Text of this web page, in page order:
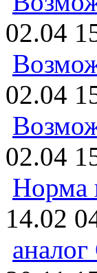
02.04
02.04
02.04
Норма
14.02